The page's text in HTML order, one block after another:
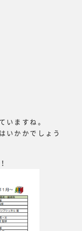
いますね。
いかかでしょう